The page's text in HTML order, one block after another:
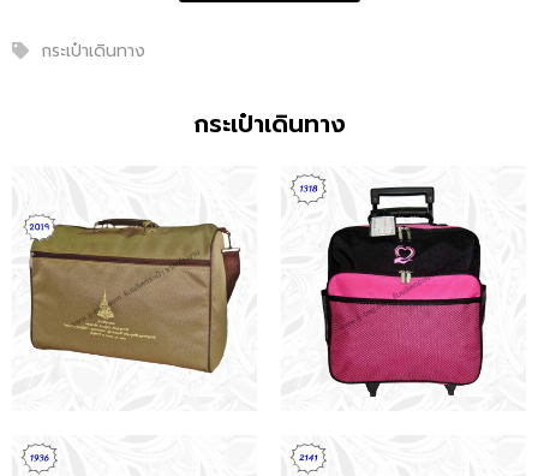
กระเป๋าเดินทาง
กระเป๋าเดินทาง